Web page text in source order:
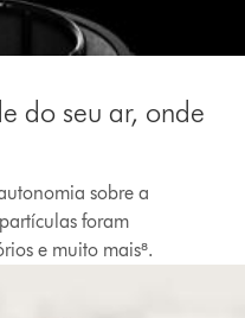
do seu ar, onde
sobre a
foram
e muito mais⁸.